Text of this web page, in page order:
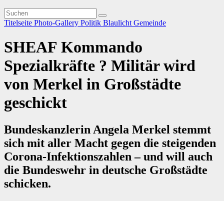
Titelseite Photo-Gallery Politik Blaulicht Gemeinde
SHEAF Kommando
Spezialkräfte ? Militär wird
von Merkel in Großstädte
geschickt
Bundeskanzlerin Angela Merkel stemmt
sich mit aller Macht gegen die steigenden
Corona-Infektionszahlen – und will auch
die Bundeswehr in deutsche Großstädte
schicken.